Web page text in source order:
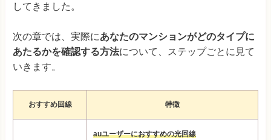
してきました。
次の章では、実際にあなたのマンションがどのタイプに
あたるかを確認する方法について、ステップごとに見て
いきます。
おすすめ回線 特徴
auユーザーにおすすめの光回線